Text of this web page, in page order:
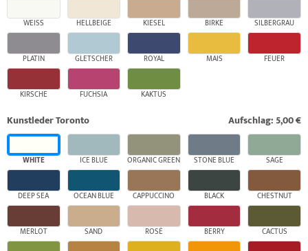
WEISS HELLBEIGE KIESEL BIRKE SILBERGRAU
PLATIN GLETSCHER ROYAL MAIS FEUER
KIRSCHE FUCHSIA KAKTUS
Kunstleder Toronto Aufschlag: 5,00 €
WHITE ICE BLUE ORGANIC GREEN STONE BLUE SAGE
DEEP SEA OCEAN BLUE CAPPUCCINO BLACK CHESTNUT
MERLOT SAND ROSÉ BERRY CACTUS